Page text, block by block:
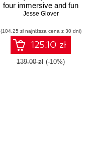
four immersive and fun
AR applications using
Vuforia
Jesse Glover
(104,25 zł najniższa cena z 30 dni)
125.10 zł
139.00 zł (-10%)